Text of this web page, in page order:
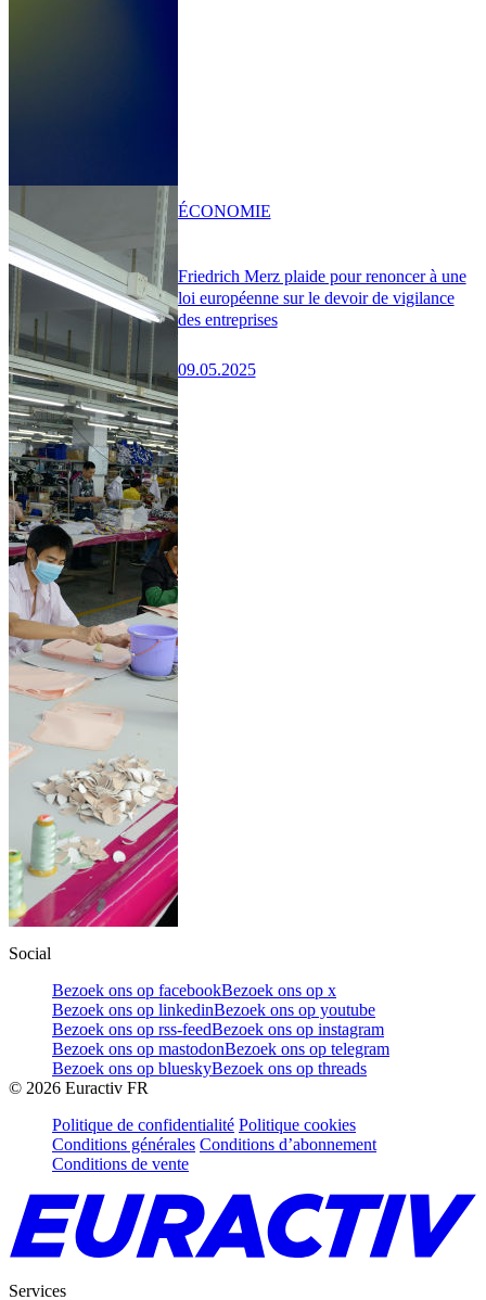
Friedrich Merz plaide pour renoncer à une
loi européenne sur le devoir de vigilance
des entreprises
09.05.2025
ÉCONOMIE
Social
Bezoek ons op facebookBezoek ons op x
Bezoek ons op linkedinBezoek ons op youtube
Bezoek ons op rss-feedBezoek ons op instagram
Bezoek ons op mastodonBezoek ons op telegram
Bezoek ons op blueskyBezoek ons op threads
© 2026 Euractiv FR
Politique de confidentialité Politique cookies
Conditions générales Conditions d’abonnement
Conditions de vente
Services